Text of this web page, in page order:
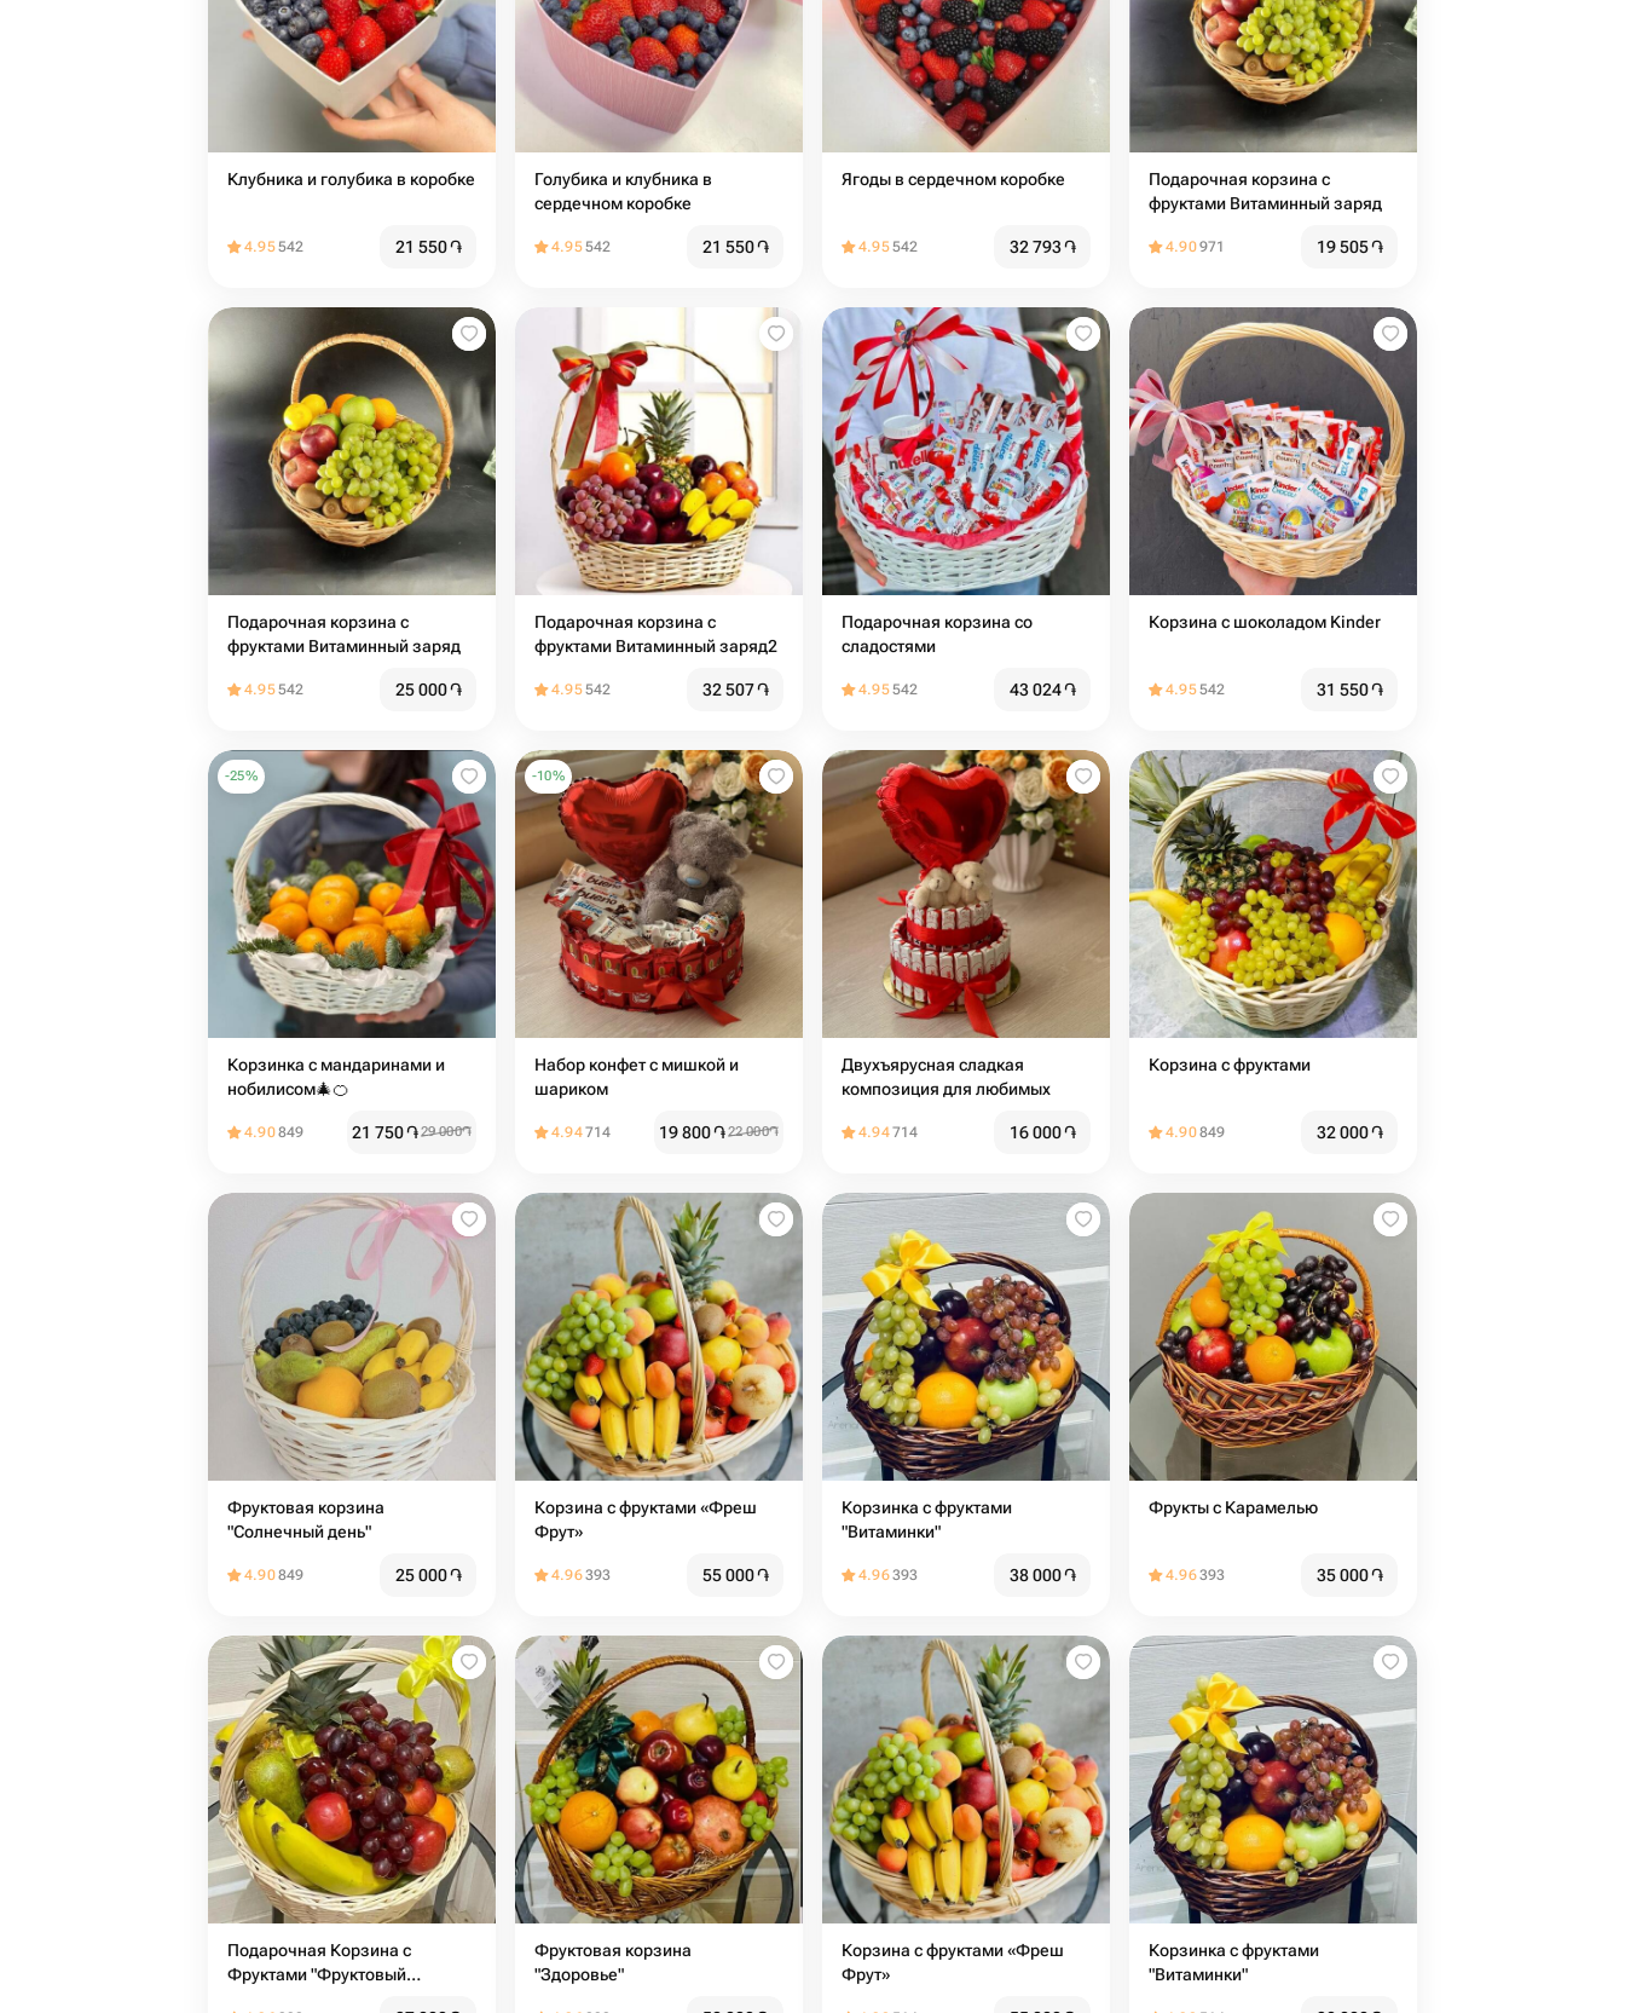
Клубника и голубика в коробке
4.95542 21 550֏
Голубика и клубника в
сердечном коробке
4.95542 21 550֏
Ягоды в сердечном коробке
4.95542 32 793֏
Подарочная корзина с
фруктами Витаминный заряд
4.90971 19 505֏
Подарочная корзина с
фруктами Витаминный заряд
4.95542 25 000֏
Подарочная корзина с
фруктами Витаминный заряд2
4.95542 32 507֏
Подарочная корзина со
сладостями
4.95542 43 024֏
Корзина с шоколадом Kinder
4.95542 31 550֏
-25%
Корзинка с мандаринами и
нобилисом🎄🍊
4.90849 21 750֏29 000֏
-10%
Набор конфет с мишкой и
шариком
4.94714 19 800֏22 000֏
Двухъярусная сладкая
композиция для любимых
4.94714 16 000֏
Корзина с фруктами
4.90849 32 000֏
Фруктовая корзина
"Солнечный день"
4.90849 25 000֏
Корзина с фруктами «Фреш
Фрут»
4.96393 55 000֏
Корзинка с фруктами
"Витаминки"
4.96393 38 000֏
Фрукты с Карамелью
4.96393 35 000֏
Подарочная Корзина с
Фруктами "Фруктовый
Фруктовая корзина
"Здоровье"
Корзина с фруктами «Фреш
Фрут»
Корзинка с фруктами
"Витаминки"